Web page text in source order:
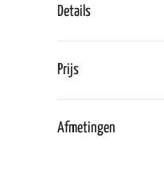
Details
Prijs
Afmetingen